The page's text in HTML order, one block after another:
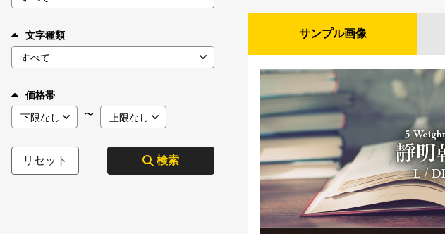
文字種類
価格帯
〜
リセット 検索
サンプル画像